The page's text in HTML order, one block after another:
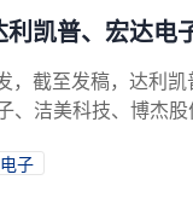
凯普、宏达电
，截至发稿，达利
、洁美科技、博杰
子